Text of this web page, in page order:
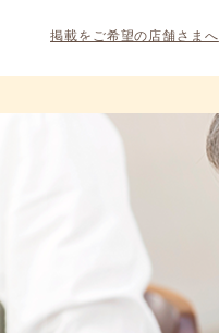
掲載をご希望の店舗さまへ